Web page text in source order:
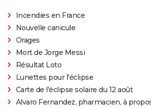
Incendies en France
Nouvelle canicule
Orages
Mort de Jorge Messi
Résultat Loto
Lunettes pour l'éclipse
Carte de l'éclipse solaire du 12 août
Alvaro Fernandez, pharmacien, à